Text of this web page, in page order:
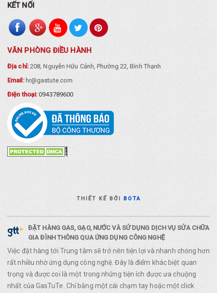
KẾT NỐI
VĂN PHÒNG ĐIỀU HÀNH
Địa chỉ:208, Nguyễn Hữu Cảnh, Phường 22, Bình Thạnh
Email: hr@gastute.com
Điện thoại:0943789600
THIẾT KẾ BỞIBOTA
ĐẶT HÀNG GAS, GẠO, NƯỚC VÀ SỬ DỤNG DỊCH VỤ SỬA CHỮA
GIA ĐÌNH THÔNG QUA ỨNG DỤNG CÔNG NGHỆ
Việc đặt hàng tới Trung tâm sẽ trở nên tiện lợi và nhanh chóng hơn
rất nhiều nhờ ứng dụng công nghệ. Đây là điểm khác biệt quan
trọng và được coi là một trong những tiện ích được ưa chuộng
nhất của GasTuTe. Chỉ bằng một cái chạm tay hoặc một click